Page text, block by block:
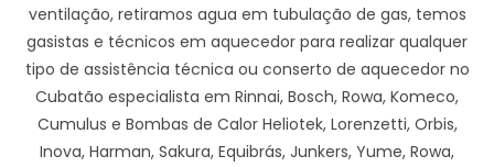
ventilação, retiramos agua em tubulação de gas, temos
gasistas e técnicos em aquecedor para realizar qualquer
tipo de assistência técnica ou conserto de aquecedor no
Cubatão especialista em Rinnai, Bosch, Rowa, Komeco,
Cumulus e Bombas de Calor Heliotek, Lorenzetti, Orbis,
Inova, Harman, Sakura, Equibrás, Junkers, Yume, Rowa,